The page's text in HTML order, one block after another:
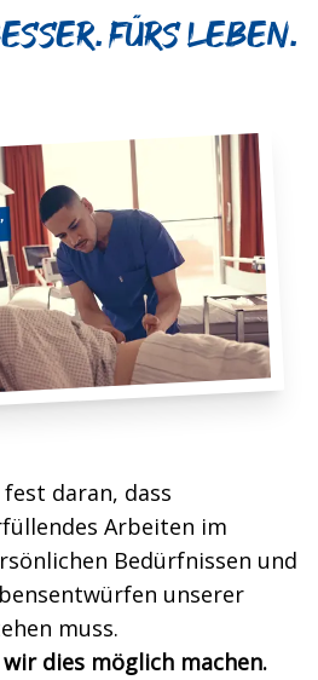
Fürs Leben.
daran, dass
Arbeiten im
Bedürfnissen und
unserer
muss.
dies möglich machen.